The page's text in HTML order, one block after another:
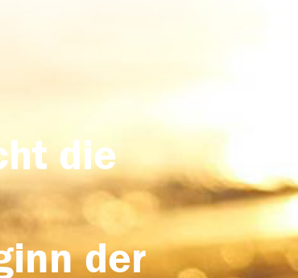
die
der